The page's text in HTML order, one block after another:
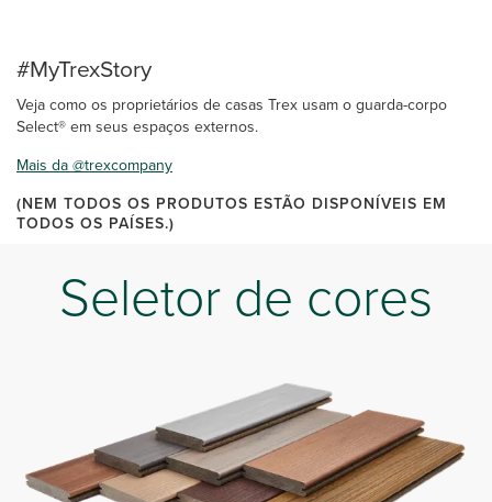
#MyTrexStory
Veja como os proprietários de casas Trex usam o guarda-corpo
Select® em seus espaços externos.
Mais da @trexcompany
(NEM TODOS OS PRODUTOS ESTÃO DISPONÍVEIS EM
TODOS OS PAÍSES.)
Seletor de cores